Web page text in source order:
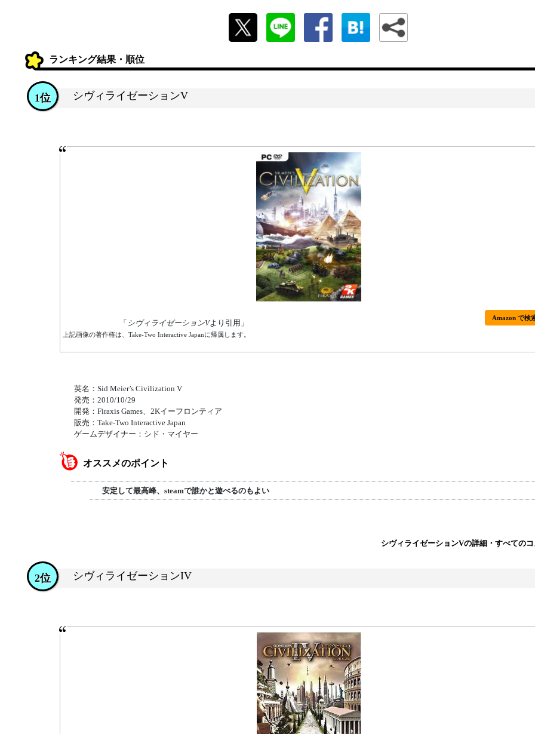
ランキング結果・順位
シヴィライゼーションV
1位
「 シヴィライゼーションVより引用」
上記画像の著作権は、Take-Two Interactive Japanに帰属します。
Amazon で検
英名：Sid Meier’s Civilization V
発売：2010/10/29
開発：Firaxis Games、2Kイーフロンティア
販売：Take-Two Interactive Japan
ゲームデザイナー：シド・マイヤー
オススメのポイント
安定して最高峰、steamで誰かと遊べるのもよい
シヴィライゼーションVの詳細・すべての
シヴィライゼーションIV
2位